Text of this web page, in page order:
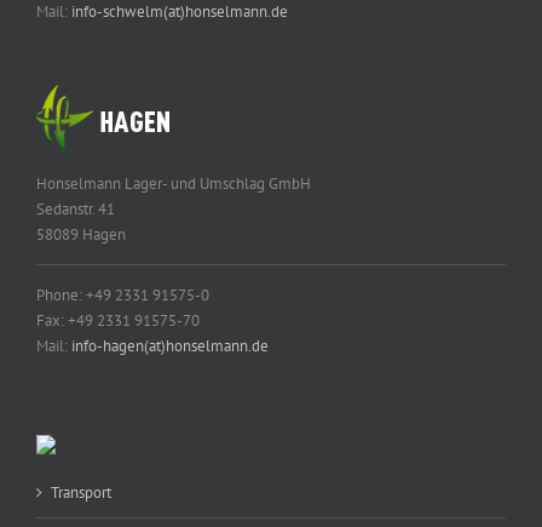
Mail: info-schwelm(at)honselmann.de
Honselmann Lager- und Umschlag GmbH
Sedanstr. 41
58089 Hagen
Phone: +49 2331 91575-0
Fax: +49 2331 91575-70
Mail: info-hagen(at)honselmann.de
Transport